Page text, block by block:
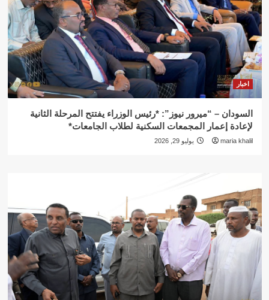
اخبار
السودان – “ميرور نيوز”: *رئيس الوزراء يفتتح المرحلة الثانية
لإعادة إعمار المجمعات السكنية لطلاب الجامعات*
maria khalil يوليو 29, 2026